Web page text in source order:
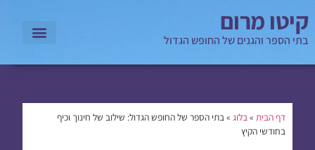
קיטו מרום
בתי הספר והגנים של החופש הגדול
דף הבית »בלוג »בתי הספר של החופש הגדול: שילוב של חינוך וכיף
בחודשי הקיץ